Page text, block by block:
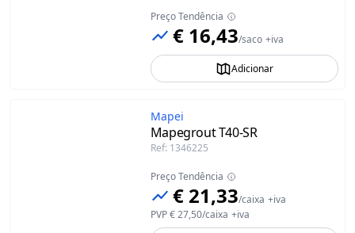
Preço Tendência
€ 16,43/saco +iva
Adicionar
Mapei
Mapegrout T40-SR
Ref: 1346225
Preço Tendência
€ 21,33/caixa +iva
PVP€ 27,50/caixa +iva